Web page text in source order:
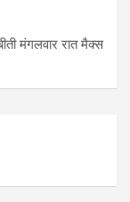
मंगलवार रात मैक्स